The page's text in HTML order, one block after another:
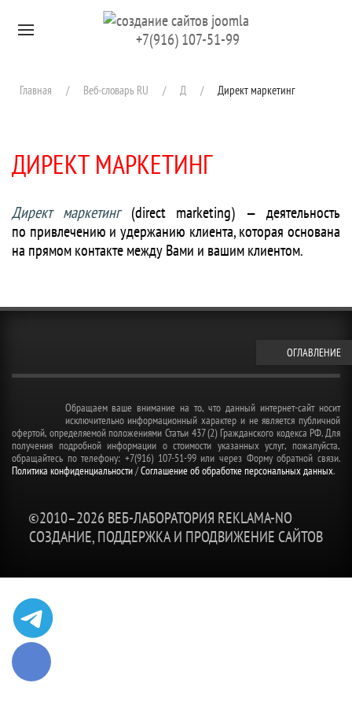
Перейти к содержимому+7(916) 107-51-99
Главная Веб-словарь RU Д Директ маркетинг
ДИРЕКТ МАРКЕТИНГ
Директ маркетинг(direct marketing) — деятельность
по привле­чению и удержанию клиента, которая основана
на прямом контакте между Вами и вашим клиентом.
Обращаем ваше внимание на то, что данный интернет-сайт носит
исключительно информационный характер и не является публичной
офертой, определяемой положениями Статьи 437 (2) Гражданского кодекса РФ. Для
получения подробной информации о стоимости указанных услуг, пожалуйста,
обращайтесь по телефону: +7(916) 107-51-99 или через Форму обратной связи.
Политика конфиденциальности/Соглашение об обработке персональных данных.
©2010–2026 ВЕБ-ЛАБОРАТОРИЯ REKLAMA-NO
СОЗДАНИЕ, ПОДДЕРЖКА И ПРОДВИЖЕНИЕ САЙТОВ
ОГЛАВЛЕНИЕ